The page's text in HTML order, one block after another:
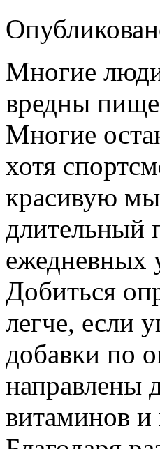
Многие
вредны
Многие
хотя
красивую
длительный
ежедневных
Добиться
легче, если
добавки по
направлены
витаминов и